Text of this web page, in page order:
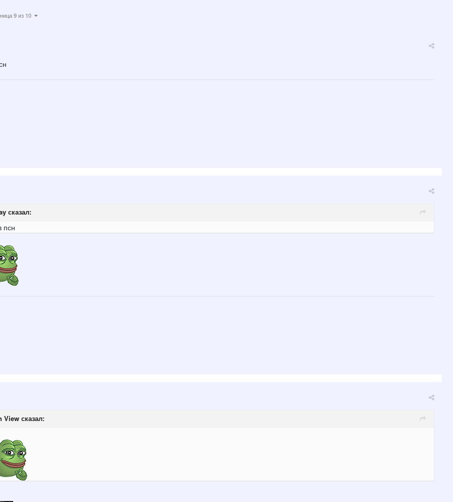
9 из 10
сказал:
псн
Viewсказал: